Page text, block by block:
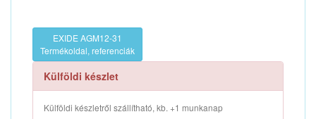
EXIDE AGM12-31
Termékoldal, referenciák
Külföldi készlet
Külföldi készletről szállítható, kb. +1 munkanap